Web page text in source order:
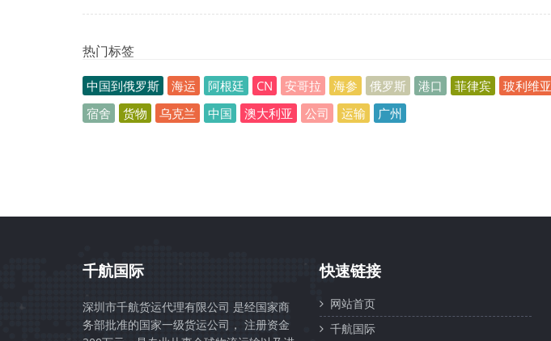
热门标签
中国到俄罗斯 海运 阿根廷 CN 安哥拉 海参 俄罗斯 港口 菲律宾 玻利维亚
宿舍
货物 乌克兰 中国 澳大利亚 公司 运输 广州
千航国际
深圳市千航货运代理有限公司 是经国家商
务部批准的国家一级货运公司， 注册资金
快速链接
网站首页
千航国际